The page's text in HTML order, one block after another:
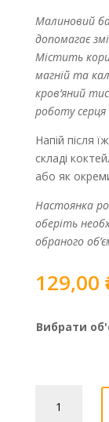
Малиновий
допомагає
Містить
магній та
кров’яний
роботу серця
Напій після
складі
або як
Настоянка
оберіть
обраного
129,00
Вибрати
МАЛИНОВИЙ
бальзам